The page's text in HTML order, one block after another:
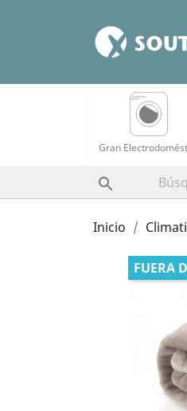
Gran

Inicio
FUERA